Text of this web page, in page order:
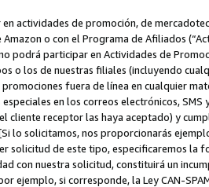
actividades de promoción, de
Amazon o con el Programa de Afiliados
podrá participar en Actividades de
o los de nuestras filiales (incluyendo
promociones fuera de línea en cualquier
en los correos electrónicos,
cliente receptor las haya aceptado) y
lo solicitamos, nos proporcionarás
solicitud de este tipo, especificaremos
con nuestra solicitud, constituirá un
ejemplo, si corresponde, la Ley CAN-